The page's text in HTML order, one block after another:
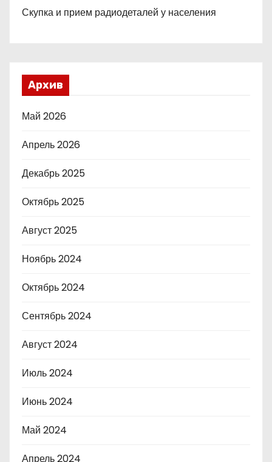
Скупка и прием радиодеталей у населения
Архив
Май 2026
Апрель 2026
Декабрь 2025
Октябрь 2025
Август 2025
Ноябрь 2024
Октябрь 2024
Сентябрь 2024
Август 2024
Июль 2024
Июнь 2024
Май 2024
Апрель 2024